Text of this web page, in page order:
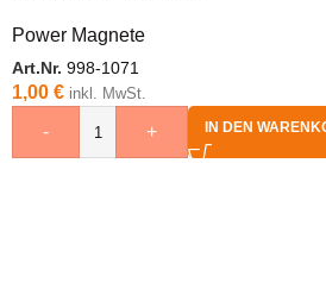
Power Magnete
Art.Nr. 998-1071
1,00 € inkl. MwSt.
- + IN DEN